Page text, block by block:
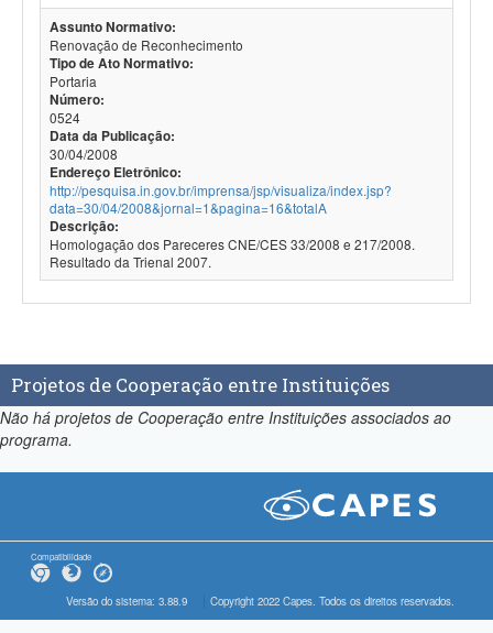
Assunto Normativo:
Renovação de Reconhecimento
Tipo de Ato Normativo:
Portaria
Número:
0524
Data da Publicação:
30/04/2008
Endereço Eletrônico:
http://pesquisa.in.gov.br/imprensa/jsp/visualiza/index.jsp?
data=30/04/2008&jornal=1&pagina=16&totalA
Descrição:
Homologação dos Pareceres CNE/CES 33/2008 e 217/2008.
Resultado da Trienal 2007.
Projetos de Cooperação entre Instituições
Não há projetos de Cooperação entre Instituições associados ao
programa.
Compatibilidade
Versão do sistema: 3.88.9 Copyright 2022 Capes. Todos os direitos reservados.